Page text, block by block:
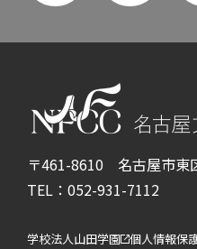
〒461-8610 名古屋市東
TEL：052-931-7112
学校法人山田学園 個人情報保